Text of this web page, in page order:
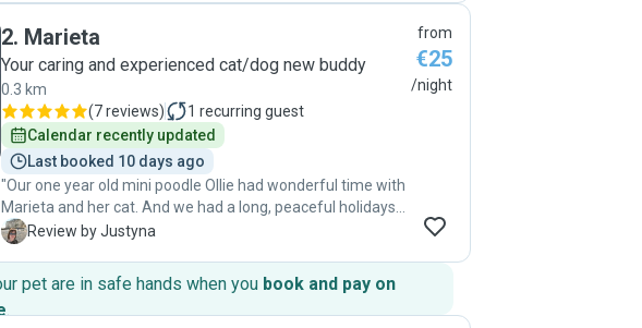
2. Marieta
Your caring and experienced cat/dog new buddy
0.3 km
(7 reviews) 1 recurring guest
Calendar recently updated
Last booked 10 days ago
"Our one year old mini poodle Ollie had wonderful time with
Marieta and her cat. And we had a long, peaceful holidays
knowing that he's in good hands. Communication was from
each other gave me the feeling that Marieta is the right
person to leave Ollie with and during our holidays we
received plenty of cute photos, videos and messages to
J Review by Justyna
from
€25
/night
pet are in safe hands when you book and pay on
.